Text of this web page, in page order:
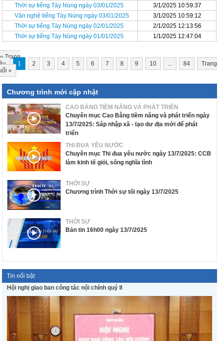
Thời sự tiếng Tày Nùng ngày 03/01/2025
3/1/2025 10:59:37
Văn nghệ tiếng Tày Nùng ngày 03/01/2025
3/1/2025 10:59:12
Thời sự tiếng Tày Nùng ngày 02/01/2025
2/1/2025 12:13:56
Thời sự tiếng Tày Nùng ngày 01/01/2025
1/1/2025 12:47:04
«Trang
1 2 3 4 5 6 7 8 9 10 ... 84
Trang
»
Chương trình mới cập nhật
CAO BẰNG TIỀM NĂNG VÀ PHÁT TRIỂN
Chuyên mục Cao Bằng tiềm năng và phát triển ngày
13/7/2025: Sáp nhập xã - tạo dư địa mới để phát
triển
THI ĐUA YÊU NƯỚC
Chuyên mục Thi đua yêu nước ngày 13/7/2025: CCB
làm kinh tế giỏi, sống nghĩa tình
THỜI SỰ
Chương trình Thời sự tối ngày 13/7/2025
THỜI SỰ
Bản tin 16h00 ngày 13/7/2025
Tin nổi bật
Hội nghị giao ban công tác nội chính quý II